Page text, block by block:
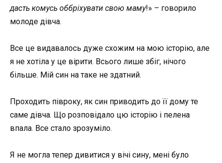
дасть комусь оббріхувати свою маму!» – говорило
молоде дівча.
Все це видавалось дуже схожим на мою історію, але
я не хотіла у це вірити. Всього лише збіг, нічого
більше. Мій син на таке не здатний.
Проходить півроку, як син приводить до її дому те
саме дівча. Що розповідало цю історію і пелена
впала. Все стало зрозуміло.
Я не могла тепер дивитися у вічі сину, мені було